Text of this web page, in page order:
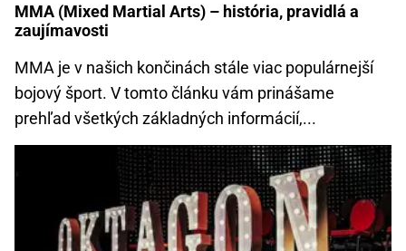
MMA (Mixed Martial Arts) – história, pravidlá a
zaujímavosti
MMA je v našich končinách stále viac populárnejší
bojový šport. V tomto článku vám prinášame
prehľad všetkých základných informácií,...